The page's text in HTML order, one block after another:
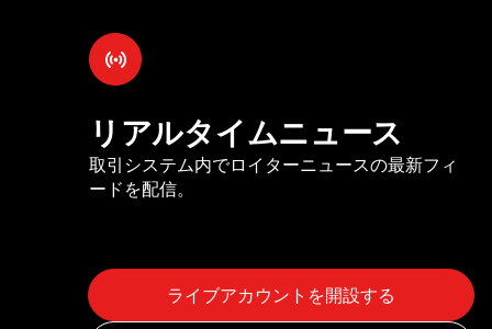
リアルタイムニュース
取引システム内でロイターニュースの最新フィ
ードを配信。